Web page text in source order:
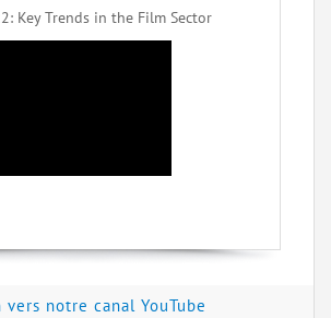
Key Trends in the Film Sector
vers notre canal YouTube